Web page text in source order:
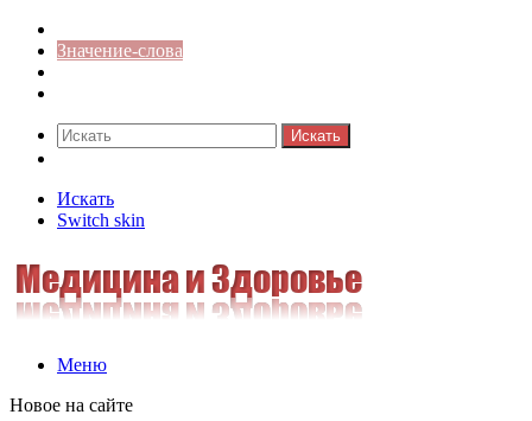
Значение-слова
Искать
Искать
Switch skin
Меню
Новое на сайте